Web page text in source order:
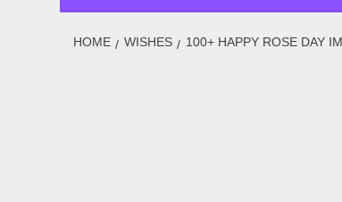
HOME WISHES 100+ HAPPY ROSE DAY